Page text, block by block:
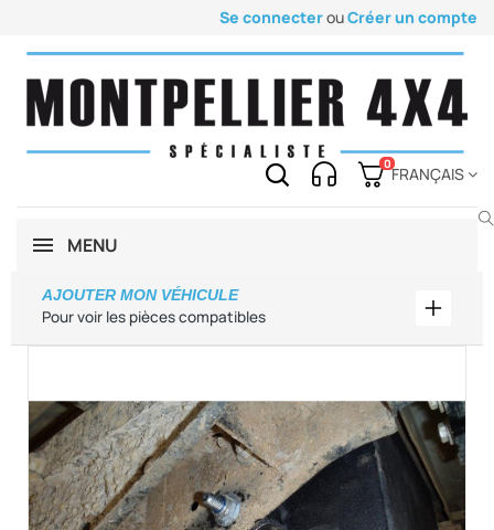
Se connecterouCréer un compte
0
FRANÇAIS
MENU
Pour voir les pièces compatibles
AJOUTER MON VÉHICULE